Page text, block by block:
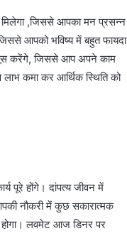
,जिससे आपका मन प्रसन्न
आपको भविष्य में बहुत फायदा
करेंगे, जिससे आप अपने काम
कमा कर आर्थिक स्थिति को
पूरे होंगे। दांपत्य जीवन में
नौकरी में कुछ सकारात्मक
लवमेट आज डिनर पर